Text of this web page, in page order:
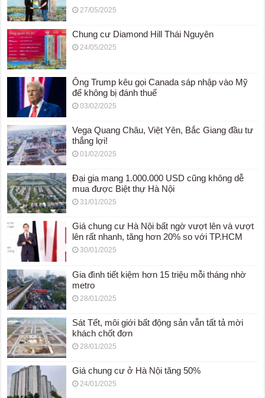
27/05/2025
Chung cư Diamond Hill Thái Nguyên
24/05/2025
Ông Trump kêu gọi Canada sáp nhập vào Mỹ
để không bị đánh thuế
03/02/2025
Vega Quang Châu, Việt Yên, Bắc Giang đầu tư
thắng lợi!
01/02/2025
Đại gia mang 1.000.000 USD cũng không dễ
mua được Biệt thự Hà Nội
31/01/2025
Giá chung cư Hà Nội bất ngờ vượt lên và vượt
lên rất nhanh, tăng hơn 20% so với TP.HCM
30/01/2025
Gia đình tiết kiệm hơn 15 triệu mỗi tháng nhờ
metro
28/01/2025
Sát Tết, môi giới bất động sản vẫn tất tả mời
khách chốt đơn
28/01/2025
Giá chung cư ở Hà Nội tăng 50%
24/01/2025